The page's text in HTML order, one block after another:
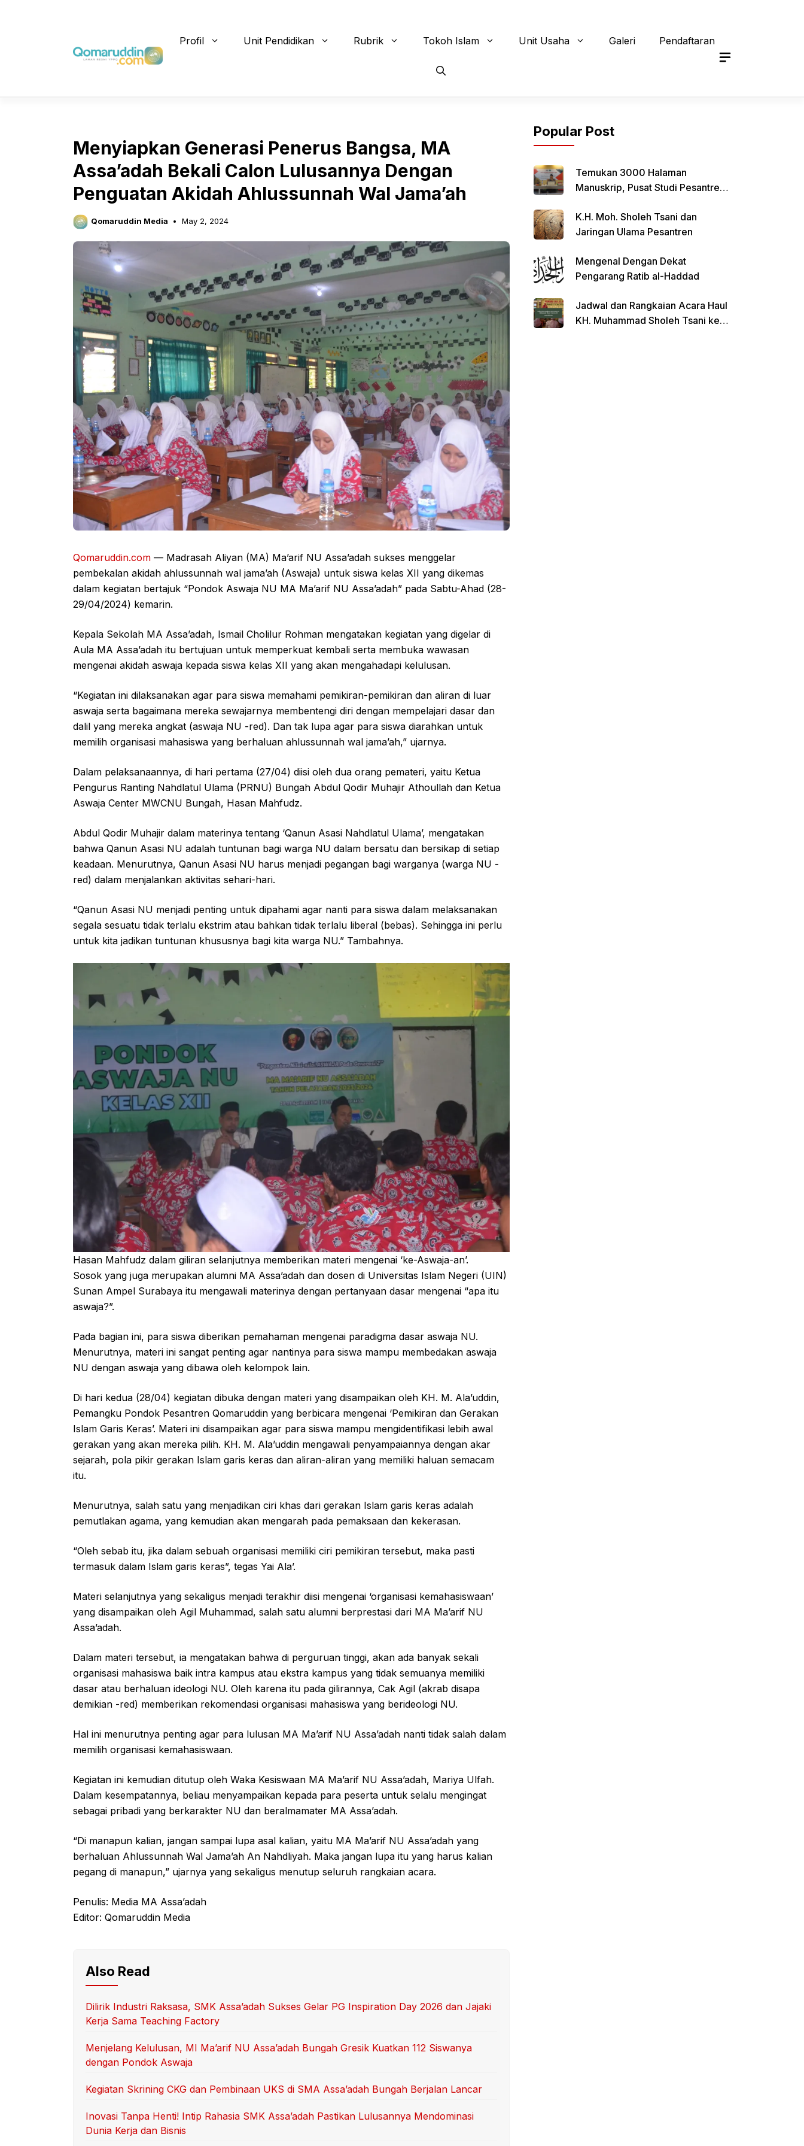
Profil Unit Pendidikan Rubrik Tokoh Islam Unit Usaha Galeri Pendaftaran
Menyiapkan Generasi Penerus Bangsa, MA
Assa’adah Bekali Calon Lulusannya Dengan
Penguatan Akidah Ahlussunnah Wal Jama’ah
Qomaruddin Media May 2, 2024
Qomaruddin.com — Madrasah Aliyan (MA) Ma’arif NU Assa’adah sukses menggelar
pembekalan akidah ahlussunnah wal jama’ah (Aswaja) untuk siswa kelas XII yang dikemas
dalam kegiatan bertajuk “Pondok Aswaja NU MA Ma’arif NU Assa’adah” pada Sabtu-Ahad (28-
29/04/2024) kemarin.
Kepala Sekolah MA Assa’adah, Ismail Cholilur Rohman mengatakan kegiatan yang digelar di
Aula MA Assa’adah itu bertujuan untuk memperkuat kembali serta membuka wawasan
mengenai akidah aswaja kepada siswa kelas XII yang akan mengahadapi kelulusan.
“Kegiatan ini dilaksanakan agar para siswa memahami pemikiran-pemikiran dan aliran di luar
aswaja serta bagaimana mereka sewajarnya membentengi diri dengan mempelajari dasar dan
dalil yang mereka angkat (aswaja NU -red). Dan tak lupa agar para siswa diarahkan untuk
memilih organisasi mahasiswa yang berhaluan ahlussunnah wal jama’ah,” ujarnya.
Dalam pelaksanaannya, di hari pertama (27/04) diisi oleh dua orang pemateri, yaitu Ketua
Pengurus Ranting Nahdlatul Ulama (PRNU) Bungah Abdul Qodir Muhajir Athoullah dan Ketua
Aswaja Center MWCNU Bungah, Hasan Mahfudz.
Abdul Qodir Muhajir dalam materinya tentang ‘Qanun Asasi Nahdlatul Ulama’, mengatakan
bahwa Qanun Asasi NU adalah tuntunan bagi warga NU dalam bersatu dan bersikap di setiap
keadaan. Menurutnya, Qanun Asasi NU harus menjadi pegangan bagi warganya (warga NU -
red) dalam menjalankan aktivitas sehari-hari.
“Qanun Asasi NU menjadi penting untuk dipahami agar nanti para siswa dalam melaksanakan
segala sesuatu tidak terlalu ekstrim atau bahkan tidak terlalu liberal (bebas). Sehingga ini perlu
untuk kita jadikan tuntunan khususnya bagi kita warga NU.” Tambahnya.
Hasan Mahfudz dalam giliran selanjutnya memberikan materi mengenai ‘ke-Aswaja-an’.
Sosok yang juga merupakan alumni MA Assa’adah dan dosen di Universitas Islam Negeri (UIN)
Sunan Ampel Surabaya itu mengawali materinya dengan pertanyaan dasar mengenai “apa itu
aswaja?”.
Pada bagian ini, para siswa diberikan pemahaman mengenai paradigma dasar aswaja NU.
Menurutnya, materi ini sangat penting agar nantinya para siswa mampu membedakan aswaja
NU dengan aswaja yang dibawa oleh kelompok lain.
Di hari kedua (28/04) kegiatan dibuka dengan materi yang disampaikan oleh KH. M. Ala’uddin,
Pemangku Pondok Pesantren Qomaruddin yang berbicara mengenai ‘Pemikiran dan Gerakan
Islam Garis Keras’. Materi ini disampaikan agar para siswa mampu mengidentifikasi lebih awal
gerakan yang akan mereka pilih. KH. M. Ala’uddin mengawali penyampaiannya dengan akar
sejarah, pola pikir gerakan Islam garis keras dan aliran-aliran yang memiliki haluan semacam
itu.
Menurutnya, salah satu yang menjadikan ciri khas dari gerakan Islam garis keras adalah
pemutlakan agama, yang kemudian akan mengarah pada pemaksaan dan kekerasan.
“Oleh sebab itu, jika dalam sebuah organisasi memiliki ciri pemikiran tersebut, maka pasti
termasuk dalam Islam garis keras”, tegas Yai Ala’.
Materi selanjutnya yang sekaligus menjadi terakhir diisi mengenai ‘organisasi kemahasiswaan’
yang disampaikan oleh Agil Muhammad, salah satu alumni berprestasi dari MA Ma’arif NU
Assa’adah.
Dalam materi tersebut, ia mengatakan bahwa di perguruan tinggi, akan ada banyak sekali
organisasi mahasiswa baik intra kampus atau ekstra kampus yang tidak semuanya memiliki
dasar atau berhaluan ideologi NU. Oleh karena itu pada gilirannya, Cak Agil (akrab disapa
demikian -red) memberikan rekomendasi organisasi mahasiswa yang berideologi NU.
Hal ini menurutnya penting agar para lulusan MA Ma’arif NU Assa’adah nanti tidak salah dalam
memilih organisasi kemahasiswaan.
Kegiatan ini kemudian ditutup oleh Waka Kesiswaan MA Ma’arif NU Assa’adah, Mariya Ulfah.
Dalam kesempatannya, beliau menyampaikan kepada para peserta untuk selalu mengingat
sebagai pribadi yang berkarakter NU dan beralmamater MA Assa’adah.
“Di manapun kalian, jangan sampai lupa asal kalian, yaitu MA Ma’arif NU Assa’adah yang
berhaluan Ahlussunnah Wal Jama’ah An Nahdliyah. Maka jangan lupa itu yang harus kalian
pegang di manapun,” ujarnya yang sekaligus menutup seluruh rangkaian acara.
Penulis: Media MA Assa’adah
Editor: Qomaruddin Media
Also Read
Dilirik Industri Raksasa, SMK Assa’adah Sukses Gelar PG Inspiration Day 2026 dan Jajaki
Kerja Sama Teaching Factory
Menjelang Kelulusan, MI Ma’arif NU Assa’adah Bungah Gresik Kuatkan 112 Siswanya
dengan Pondok Aswaja
Kegiatan Skrining CKG dan Pembinaan UKS di SMA Assa’adah Bungah Berjalan Lancar
Inovasi Tanpa Henti! Intip Rahasia SMK Assa’adah Pastikan Lulusannya Mendominasi
Dunia Kerja dan Bisnis
Popular Post
Temukan 3000 Halaman
Manuskrip, Pusat Studi Pesantren
K.H. Moh. Sholeh Tsani dan
Jaringan Ulama Pesantren
Mengenal Dengan Dekat
Pengarang Ratib al-Haddad
Jadwal dan Rangkaian Acara Haul
KH. Muhammad Sholeh Tsani ke-